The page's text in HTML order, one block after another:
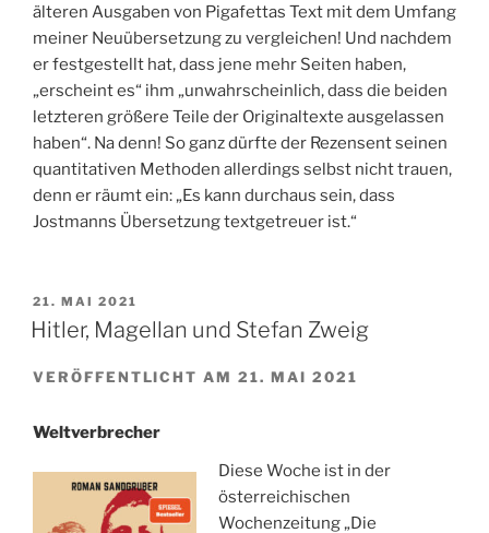
älteren Ausgaben von Pigafettas Text mit dem Umfang
meiner Neuübersetzung zu vergleichen! Und nachdem
er festgestellt hat, dass jene mehr Seiten haben,
„erscheint es“ ihm „unwahrscheinlich, dass die beiden
letzteren größere Teile der Originaltexte ausgelassen
haben“. Na denn! So ganz dürfte der Rezensent seinen
quantitativen Methoden allerdings selbst nicht trauen,
denn er räumt ein: „Es kann durchaus sein, dass
Jostmanns Übersetzung textgetreuer ist.“
VERÖFFENTLICHT
AM
21. MAI 2021
Hitler, Magellan und Stefan Zweig
VERÖFFENTLICHT AM 21. MAI 2021
Weltverbrecher
Diese Woche ist in der
österreichischen
Wochenzeitung „Die